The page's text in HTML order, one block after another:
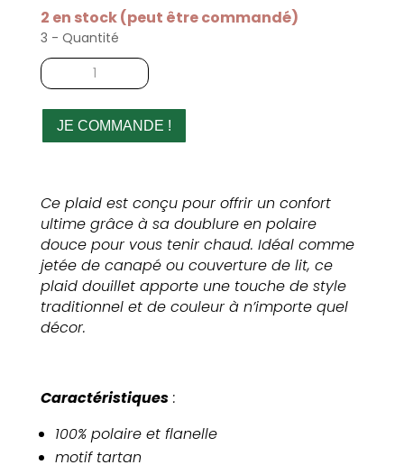
2 en stock (peut être commandé)
3 - Quantité
quantité
de
chaud
en
vert
JE COMMANDE !
Ce plaid est conçu pour offrir un confort
ultime grâce à sa doublure en polaire
douce pour vous tenir chaud. Idéal comme
jetée de canapé ou couverture de lit, ce
plaid douillet apporte une touche de style
traditionnel et de couleur à n’importe quel
décor.
Caractéristiques:
100% polaire et flanelle
motif tartan